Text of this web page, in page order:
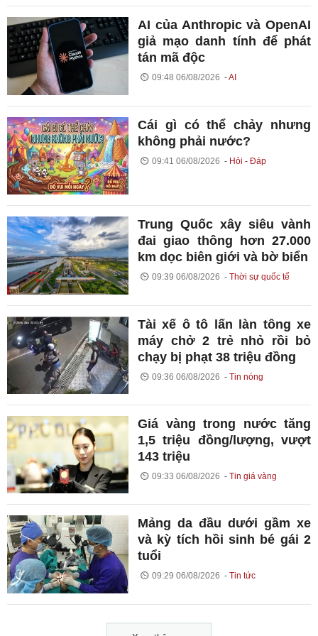
AI của Anthropic và OpenAI
giả mạo danh tính để phát
tán mã độc
09:48 06/08/2026 AI
Cái gì có thể chảy nhưng
không phải nước?
09:41 06/08/2026 Hỏi - Đáp
Trung Quốc xây siêu vành
đai giao thông hơn 27.000
km dọc biên giới và bờ biển
09:39 06/08/2026 Thời sự quốc tế
Tài xế ô tô lấn làn tông xe
máy chở 2 trẻ nhỏ rồi bỏ
chạy bị phạt 38 triệu đồng
09:36 06/08/2026 Tin nóng
Giá vàng trong nước tăng
1,5 triệu đồng/lượng, vượt
143 triệu
09:33 06/08/2026 Tin giá vàng
Mảng da đầu dưới gầm xe
và kỳ tích hồi sinh bé gái 2
tuổi
09:29 06/08/2026 Tin tức